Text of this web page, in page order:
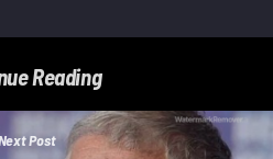
Reading
Post